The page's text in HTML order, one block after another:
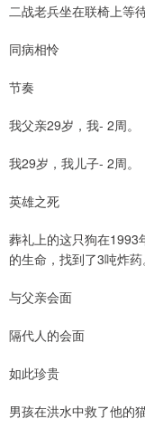
二战老兵坐在联椅上等
同病相怜
节奏
我父亲29岁，我- 2周。
我29岁，我儿子- 2周。
英雄之死
葬礼上的这只狗在1993
的生命，找到了3吨炸药。
与父亲会面
隔代人的会面
如此珍贵
男孩在洪水中救了他的猫